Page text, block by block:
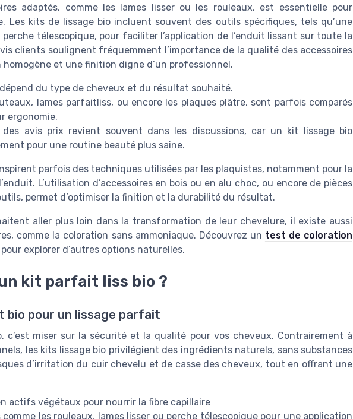
adaptés, comme les lames lisser ou les rouleaux, est essentielle pour
Les kits de lissage bio incluent souvent des outils spécifiques, tels qu’une
télescopique, pour faciliter l’application de l’enduit lissant sur toute la
clients soulignent fréquemment l’importance de la qualité des accessoires
et une finition digne d’un professionnel.
du type de cheveux et du résultat souhaité.
lames parfaitliss, ou encore les plaques plâtre, sont parfois comparés
ergonomie.
avis prix revient souvent dans les discussions, car un kit lissage bio
pour une routine beauté plus saine.
parfois des techniques utilisées par les plaquistes, notamment pour la
L’utilisation d’accessoires en bois ou en alu choc, ou encore de pièces
permet d’optimiser la finition et la durabilité du résultat.
aller plus loin dans la transformation de leur chevelure, il existe aussi
comme la coloration sans ammoniaque. Découvrez un test de coloration
pour explorer d’autres options naturelles.
kit parfait liss bio ?
bio pour un lissage parfait
c’est miser sur la sécurité et la qualité pour vos cheveux. Contrairement à
les kits lissage bio privilégient des ingrédients naturels, sans substances
d’irritation du cuir chevelu et de casse des cheveux, tout en offrant une
actifs végétaux pour nourrir la fibre capillaire
comme les rouleaux, lames lisser ou perche télescopique pour une application